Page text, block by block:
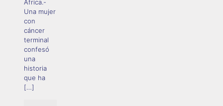
África.-
Una mujer
con
cáncer
terminal
confesó
una
historia
que ha
[…]